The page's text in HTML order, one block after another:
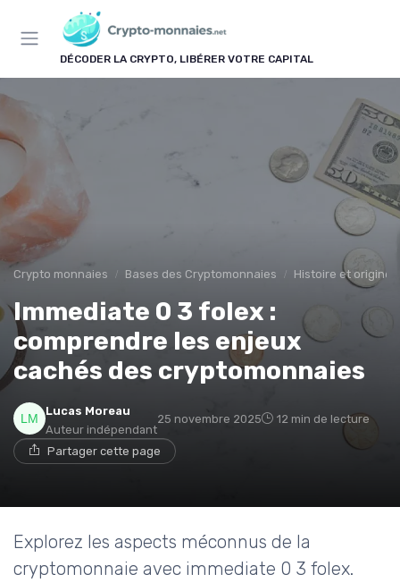
DÉCODER LA CRYPTO, LIBÉRER VOTRE CAPITAL
Crypto monnaies Bases des Cryptomonnaies Histoire et
Immediate 0 3 folex :
comprendre les enjeux
cachés des cryptomonnaies
Lucas Moreau
Auteur indépendant
25 novembre 2025 12 min de lecture
Partager cette page
Explorez les aspects méconnus de la
cryptomonnaie avec immediate 0 3 folex.
Panneau de gestion des cookies